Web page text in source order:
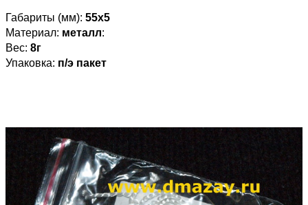
Габариты (мм): 55х5
Материал: металл:
Вес: 8г
Упаковка: п/э пакет